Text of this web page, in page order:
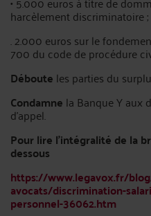
harcèlement discriminatoire ;
. 2.000 euros sur le
700 du code de procédure
Déboute les parties du
Condamne la Banque Y aux
d’appel.
Pour lire l’intégralité de la
dessous
https://www.legavox.fr/
avocats/discrimination-
personnel-36062.htm